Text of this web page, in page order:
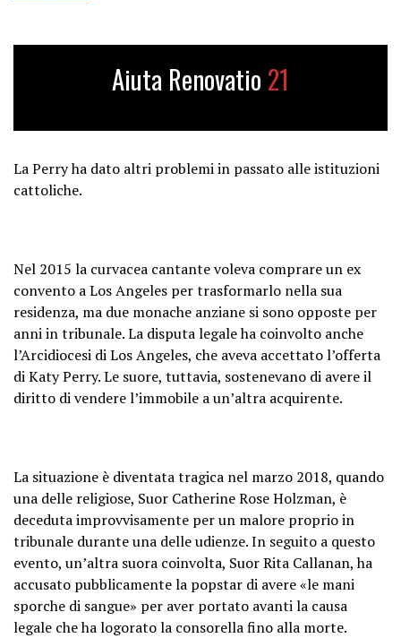
Aiuta Renovatio 21
La Perry ha dato altri problemi in passato alle istituzioni
cattoliche.
Nel 2015 la curvacea cantante voleva comprare un ex
convento a Los Angeles per trasformarlo nella sua
residenza, ma due monache anziane si sono opposte per
anni in tribunale. La disputa legale ha coinvolto anche
l’Arcidiocesi di Los Angeles, che aveva accettato l’offerta
di Katy Perry. Le suore, tuttavia, sostenevano di avere il
diritto di vendere l’immobile a un’altra acquirente.
La situazione è diventata tragica nel marzo 2018, quando
una delle religiose, Suor Catherine Rose Holzman, è
deceduta improvvisamente per un malore proprio in
tribunale durante una delle udienze. In seguito a questo
evento, un’altra suora coinvolta, Suor Rita Callanan, ha
accusato pubblicamente la popstar di avere «le mani
sporche di sangue» per aver portato avanti la causa
legale che ha logorato la consorella fino alla morte.